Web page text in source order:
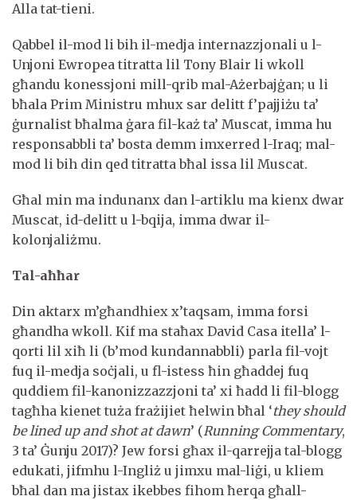
Alla tat-tieni.
Qabbel il-mod li bih il-medja internazzjonali u l-
Unjoni Ewropea titratta lil Tony Blair li wkoll
għandu konessjoni mill-qrib mal-Ażerbajġan; u li
bħala Prim Ministru mhux sar delitt f’pajjiżu ta’
ġurnalist bħalma ġara fil-każ ta’ Muscat, imma hu
responsabbli ta’ bosta demm imxerred l-Iraq; mal-
mod li bih din qed titratta bħal issa lil Muscat.
Għal min ma indunanx dan l-artiklu ma kienx dwar
Muscat, id-delitt u l-bqija, imma dwar il-
kolonjaliżmu.
Tal-aħħar
Din aktarx m’għandhiex x’taqsam, imma forsi
għandha wkoll. Kif ma staħax David Casa itella’ l-
qorti lil xiħ li (b’mod kundannabbli) parla fil-vojt
fuq il-medja soċjali, u fl-istess ħin għaddej fuq
quddiem fil-kanonizzazzjoni ta’ xi ħadd li fil-blogg
tagħha kienet tuża frażijiet ħelwin bħal ‘they should
be lined up and shot at dawn’ (Running Commentary,
3 ta’ Ġunju 2017)? Jew forsi għax il-qarrejja tal-blogg
edukati, jifmhu l-Ingliż u jimxu mal-liġi, u kliem
bħal dan ma jistax ikebbes fihom ħerqa għall-